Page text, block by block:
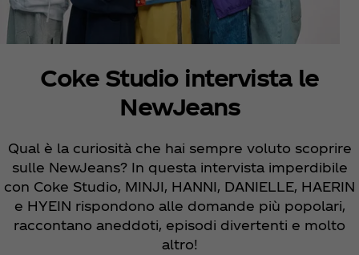
Coke Studio intervista le
NewJeans
Qual è la curiosità che hai sempre voluto scoprire
sulle NewJeans? In questa intervista imperdibile
con Coke Studio, MINJI, HANNI, DANIELLE, HAERIN
e HYEIN rispondono alle domande più popolari,
raccontano aneddoti, episodi divertenti e molto
altro!